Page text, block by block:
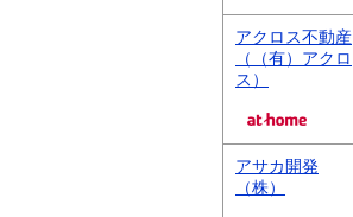
アクロス不動産
（（有）アクロ
ス）
アサカ開発
（株）